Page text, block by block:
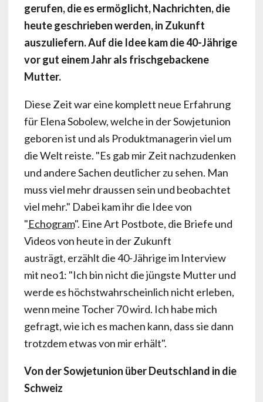
gerufen, die es ermöglicht, Nachrichten, die
heute geschrieben werden, in Zukunft
auszuliefern. Auf die Idee kam die 40-Jährige
vor gut einem Jahr als frischgebackene
Mutter.
Diese Zeit war eine komplett neue Erfahrung
für Elena Sobolew, welche in der Sowjetunion
geboren ist und als Produktmanagerin viel um
die Welt reiste. "Es gab mir Zeit nachzudenken
und andere Sachen deutlicher zu sehen. Man
muss viel mehr draussen sein und beobachtet
viel mehr." Dabei kam ihr die Idee von
"Echogram". Eine Art Postbote, die Briefe und
Videos von heute in der Zukunft
austrägt, erzählt die 40-Jährige im Interview
mit neo1: "Ich bin nicht die jüngste Mutter und
werde es höchstwahrscheinlich nicht erleben,
wenn meine Tocher 70 wird. Ich habe mich
gefragt, wie ich es machen kann, dass sie dann
trotzdem etwas von mir erhält".
Von der Sowjetunion über Deutschland in die
Schweiz